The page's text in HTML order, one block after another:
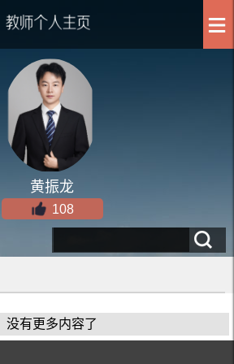
黄振龙
108
没有更多内容了